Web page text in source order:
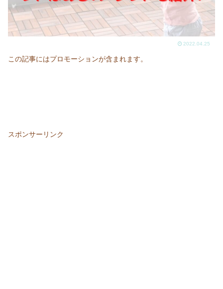
2022.04.25
この記事にはプロモーションが含まれます。
スポンサーリンク